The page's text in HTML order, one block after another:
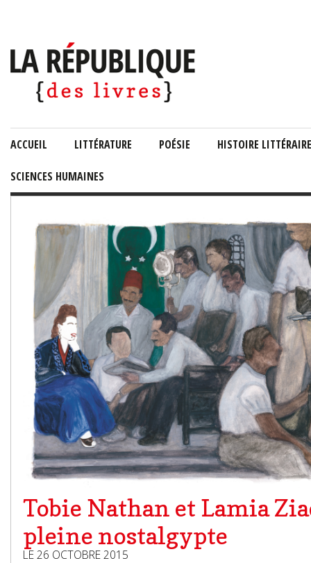
ACCUEIL LITTÉRATURE POÉSIE HISTOIRE LITTÉRAIRE
SCIENCES HUMAINES
Tobie Nathan et Lamia
pleine nostalgypte
LE 26 OCTOBRE 2015